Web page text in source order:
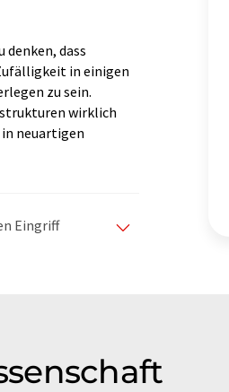
denken, dass
in einigen
zu sein.
wirklich
neuartigen
Eingriff